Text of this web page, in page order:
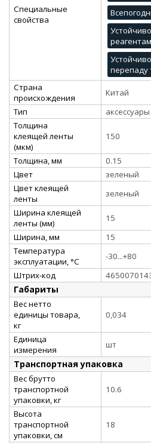
Специальные
свойства
реагентам
перепаду
Страна
происхождения
Китай
Тип
аксессуары
Толщина
клеящей ленты
(мкм)
150
Толщина, мм
0.15
Цвет
зеленый
Цвет клеящей
ленты
зеленый
Ширина клеящей
ленты (мм)
15
Ширина, мм
15
Температура
эксплуатации, °C
-30...+80
Штрих-код
Габариты
Вес нетто
единицы товара,
кг
0,034
Единица
измерения
шт
Транспортная упаковка
Вес брутто
транспортной
упаковки, кг
10.6
Высота
транспортной
упаковки, см
18